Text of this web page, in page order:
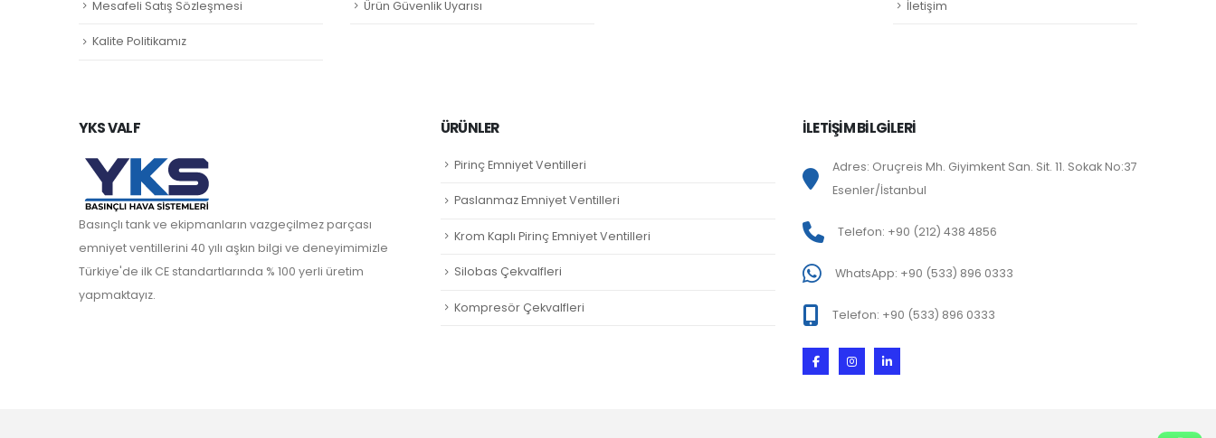
Mesafeli Satış Sözleşmesi
Kalite Politikamız
Ürün Güvenlik Uyarısı İletişim
YKS VALF
Basınçlı tank ve ekipmanların vazgeçilmez parçası
emniyet ventillerini 40 yılı aşkın bilgi ve deneyimimizle
Türkiye'de ilk CE standartlarında % 100 yerli üretim
yapmaktayız.
ÜRÜNLER
Pirinç Emniyet Ventilleri
Paslanmaz Emniyet Ventilleri
Krom Kaplı Pirinç Emniyet Ventilleri
Silobas Çekvalfleri
Kompresör Çekvalfleri
İLETİŞİM BİLGİLERİ
Adres: Oruçreis Mh. Giyimkent San. Sit. 11. Sokak No:37
Esenler/İstanbul
Telefon: +90 (212) 438 4856
WhatsApp: +90 (533) 896 0333
Telefon: +90 (533) 896 0333